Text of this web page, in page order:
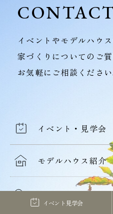
イベントやモデルハウス
家づくりについてのご
お気軽にご相談ください
イベント・見学会
モデルハウス紹介
家づくり勉強会
イベント見学会